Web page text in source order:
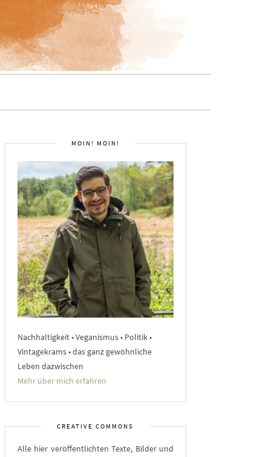
MOIN! MOIN!
Nachhaltigkeit • Veganismus • Politik •
Vintagekrams • das ganz gewöhnliche
Leben dazwischen
Mehr über mich erfahren
CREATIVE COMMONS
Alle hier veröffentlichten Texte, Bilder und